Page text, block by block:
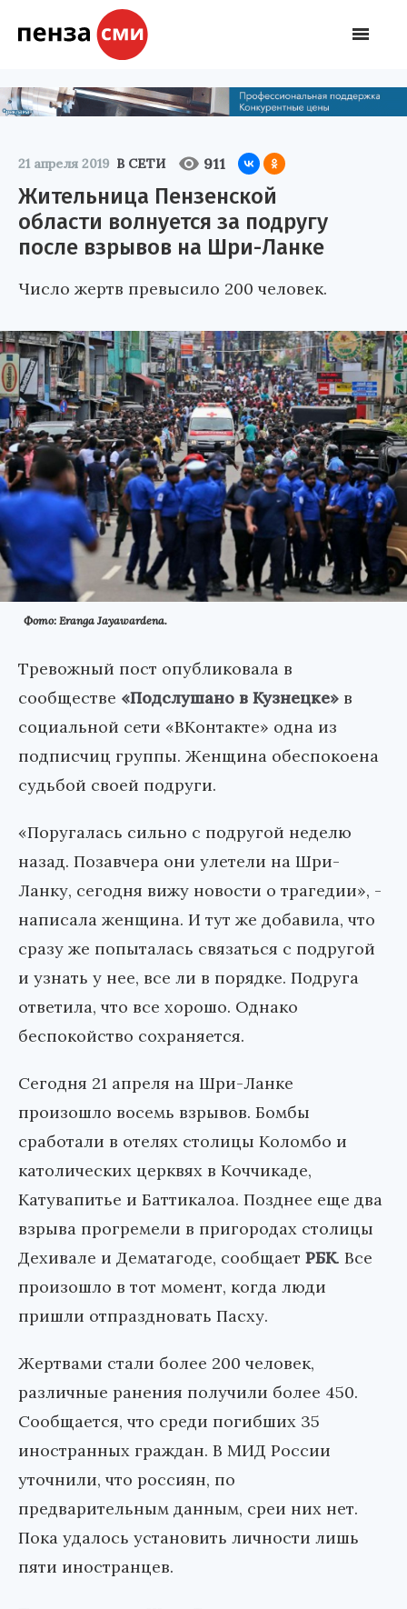
21 апреля 2019 В СЕТИ 911
Жительница Пензенской
области волнуется за подругу
после взрывов на Шри-Ланке
Число жертв превысило 200 человек.
Фото: Eranga Jayawardena.
Тревожный пост опубликовала в
сообществе «Подслушано в Кузнецке» в
социальной сети «ВКонтакте» одна из
подписчиц группы. Женщина обеспокоена
судьбой своей подруги.
«Поругалась сильно с подругой неделю
назад. Позавчера они улетели на Шри-
Ланку, сегодня вижу новости о трагедии», -
написала женщина. И тут же добавила, что
сразу же попыталась связаться с подругой
и узнать у нее, все ли в порядке. Подруга
ответила, что все хорошо. Однако
беспокойство сохраняется.
Сегодня 21 апреля на Шри-Ланке
произошло восемь взрывов. Бомбы
сработали в отелях столицы Коломбо и
католических церквях в Коччикаде,
Катувапитье и Баттикалоа. Позднее еще два
взрыва прогремели в пригородах столицы
Дехивале и Дематагоде, сообщает РБК. Все
произошло в тот момент, когда люди
пришли отпраздновать Пасху.
Жертвами стали более 200 человек,
различные ранения получили более 450.
Сообщается, что среди погибших 35
иностранных граждан. В МИД России
уточнили, что россиян, по
предварительным данным, среи них нет.
Пока удалось установить личности лишь
пяти иностранцев.